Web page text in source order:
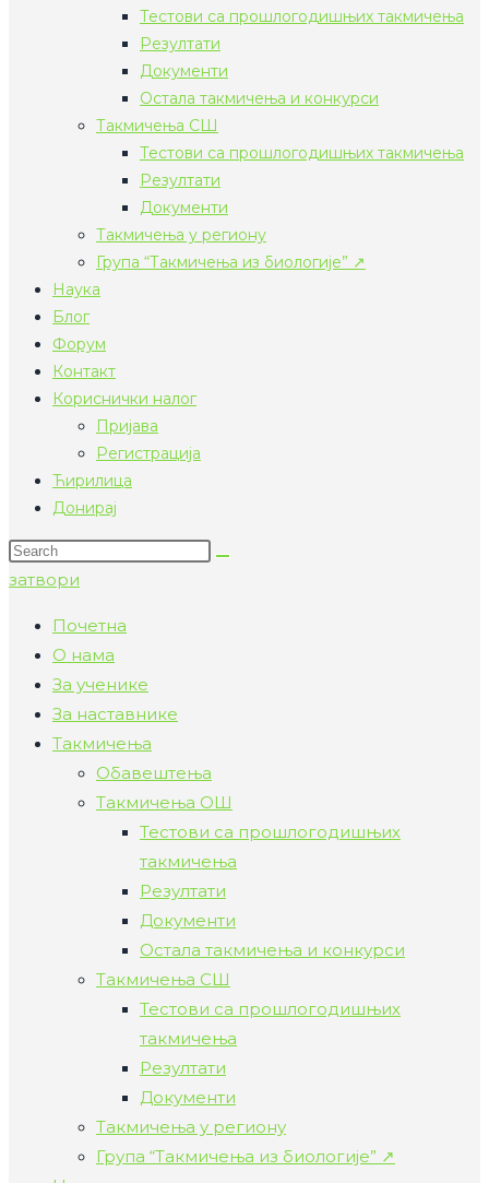
Тестови са прошлогодишњих такмичења
Резултати
Документи
Остала такмичења и конкурси
Такмичења СШ
Тестови са прошлогодишњих такмичења
Резултати
Документи
Такмичења у региону
Група “Такмичења из биологије” ↗
Наука
Блог
Форум
Контакт
Кориснички налог
Пријава
Регистрација
Ћирилица
Донирај
Search
тхис
затвори
Почетна
О нама
За ученике
За наставнике
Такмичења
Обавештења
Такмичења ОШ
Тестови са прошлогодишњих
такмичења
Резултати
Документи
Остала такмичења и конкурси
Такмичења СШ
Тестови са прошлогодишњих
такмичења
Резултати
Документи
Такмичења у региону
Група “Такмичења из биологије” ↗